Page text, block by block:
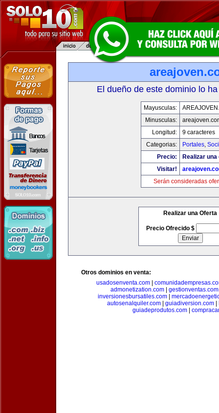
El dueño de este dominio lo
Mayusculas:
Minusculas:
Longitud:
9 caracteres
Categorias:
Portales,
Precio:
Realizar
Visitar!
Serán consideradas
Realizar una Oferta
Precio Ofrecido $
Otros dominios en venta:
usadosenventa.com|
admonetization.com| gestionventas.com
inversionesbursatiles.com|
autosenalquiler.com| guiadiversion.com|
guiadeprodutos.com|